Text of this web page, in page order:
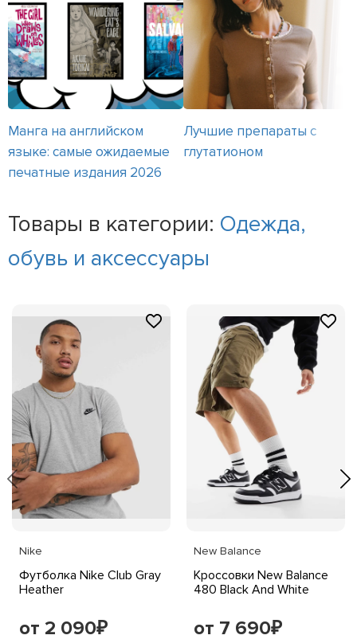
Манга на английском
языке: самые ожидаемые
печатные издания 2026
Лучшие препараты с
глутатионом
Товары в категории: Одежда,
обувь и аксессуары
Nike
Футболка Nike Club Gray
Heather
от 2 090₽
New Balance
Кроссовки New Balance
480 Black And White
от 7 690₽